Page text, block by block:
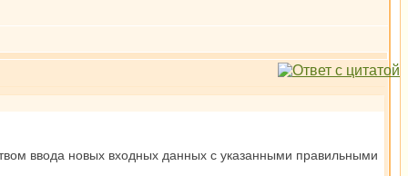
ввода новых входных данных с указанными правильными